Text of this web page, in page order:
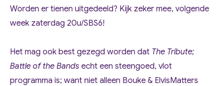
Worden er tienen uitgedeeld? Kijk zeker mee, volgende
week zaterdag 20u/SBS6!
Het mag ook best gezegd worden dat The Tribute;
Battle of the Bandsecht een steengoed, vlot
programma is; want niet alleen Bouke & ElvisMatters